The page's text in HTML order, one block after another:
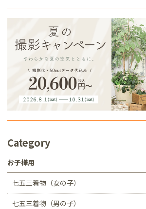
Category
お子様用
七五三着物（女の子）
七五三着物（男の子）